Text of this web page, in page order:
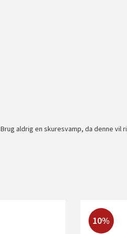
aldrig en skuresvamp, da denne vil
10%